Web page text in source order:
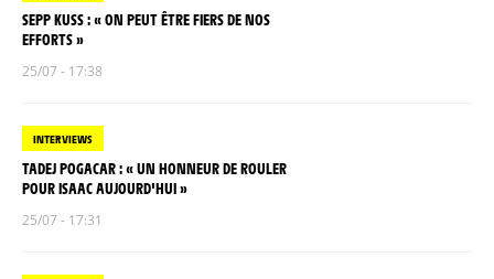
SEPP KUSS : « ON PEUT ÊTRE FIERS DE NOS
EFFORTS »
25/07 - 17:38
INTERVIEWS
TADEJ POGACAR : « UN HONNEUR DE ROULER
POUR ISAAC AUJOURD'HUI »
25/07 - 17:31